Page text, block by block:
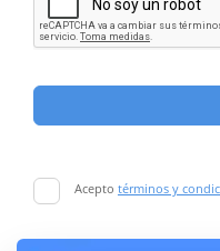
Acepto términos y